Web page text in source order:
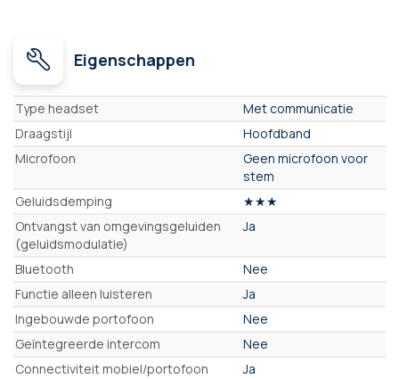
Eigenschappen
Eigenschappen
Type headset
Met communicatie
Draagstijl
Hoofdband
Microfoon
Geen microfoon voor
stem
Geluidsdemping
★★★
Ontvangst van omgevingsgeluiden
(geluidsmodulatie)
Ja
Bluetooth
Nee
Functie alleen luisteren
Ja
Ingebouwde portofoon
Nee
Geïntegreerde intercom
Nee
Connectiviteit mobiel/portofoon
Ja